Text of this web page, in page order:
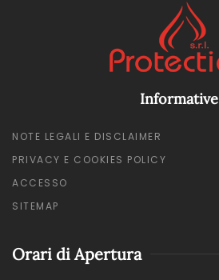
Informative
NOTE LEGALI E DISCLAIMER
PRIVACY E COOKIES POLICY
ACCESSO
SITEMAP
Orari di Apertura